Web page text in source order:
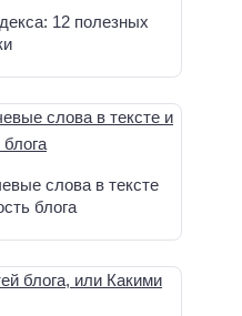
12 полезных
слова в тексте
блога